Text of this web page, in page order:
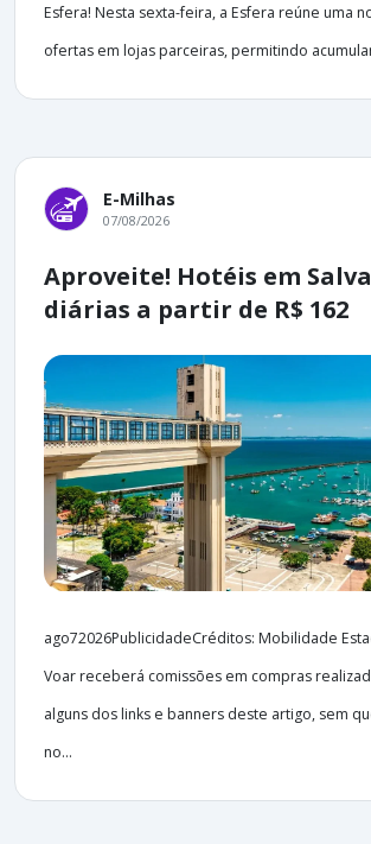
Esfera! Nesta sexta-feira, a Esfera reúne uma
ofertas em lojas parceiras, permitindo
E-Milhas
07/08/2026
Aproveite! Hotéis em
diárias a partir de R$ 162
ago72026PublicidadeCréditos: Mobilidade
Voar receberá comissões em compras
alguns dos links e banners deste artigo, sem
no...